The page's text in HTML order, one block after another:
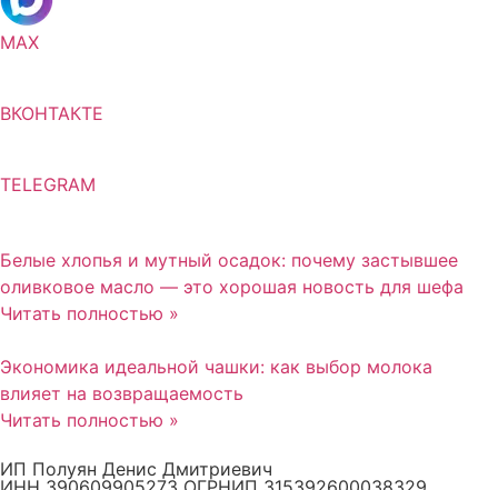
MAX
ВКОНТАКТЕ
TELEGRAM
Белые хлопья и мутный осадок: почему застывшее
оливковое масло — это хорошая новость для шефа
Читать полностью »
Экономика идеальной чашки: как выбор молока
влияет на возвращаемость
Читать полностью »
ИП Полуян Денис Дмитриевич